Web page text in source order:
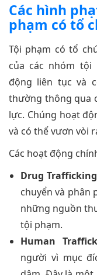
Các hình
phạm có tổ
Tội phạm có tổ
của các nhóm tội
động liên tục và
thường thông qua
lực. Chúng hoạt
và có thể vươn vòi
Các hoạt động
Drug
chuyển và phân
những nguồn
tội phạm.
Human
người vì mục